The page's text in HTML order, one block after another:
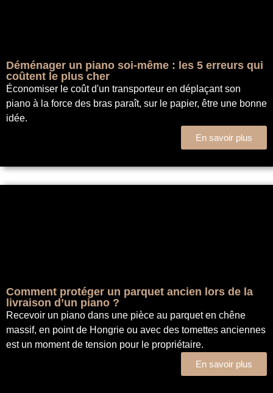
Déménager un piano soi-même : les 5 erreurs qui
coûtent le plus cher
Économiser le coût d'un transporteur en déplaçant son
piano à la force des bras paraît, sur le papier, être une bonne
idée.
En savoir plus
Comment protéger un parquet ancien lors de la
livraison d’un piano ?
Recevoir un piano dans une pièce au parquet en chêne
massif, en point de Hongrie ou avec des tomettes anciennes
est un moment de tension pour le propriétaire.
En savoir plus